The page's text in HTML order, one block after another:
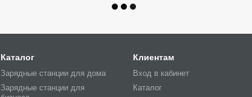
Каталог
Зарядные станции для дома
Зарядные станции для
Клиентам
Вход в кабинет
Каталог